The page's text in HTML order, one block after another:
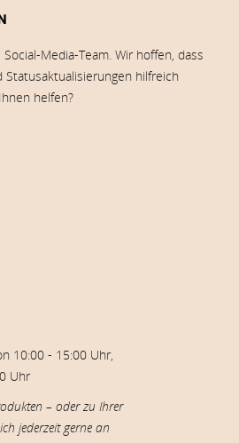
Media-Team. Wir hoffen, dass
Statusaktualisierungen hilfreich
helfen?
10:00 - 15:00 Uhr,
Uhr
– oder zu Ihrer
jederzeit gerne an